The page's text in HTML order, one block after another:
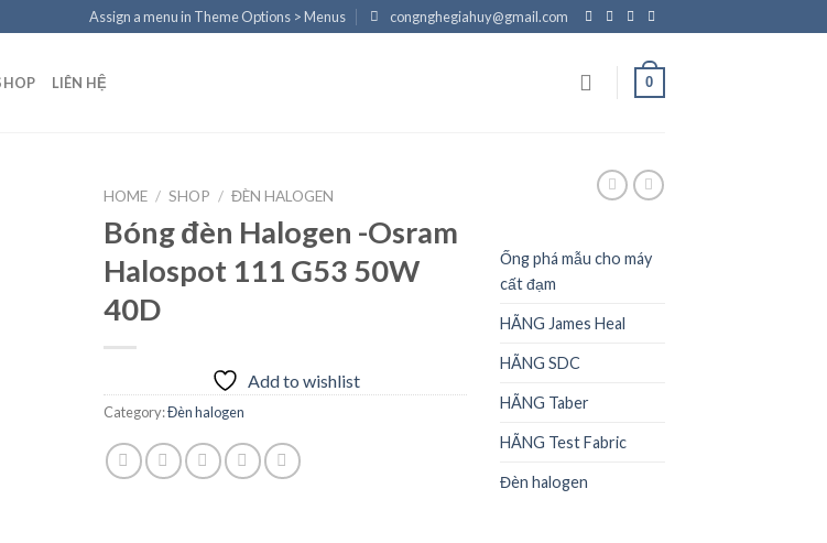
Assign a menu in Theme Options > Menus congnghegiahuy@gmail.com
LIÊN HỆ 0
HOME / SHOP / ĐÈN HALOGEN
Bóng đèn Halogen -Osram
Halospot 111 G53 50W
40D
Add to wishlist
Category:Đèn halogen
Ống phá mẫu cho máy
cất đạm
HÃNG James Heal
HÃNG SDC
HÃNG Taber
HÃNG Test Fabric
Đèn halogen